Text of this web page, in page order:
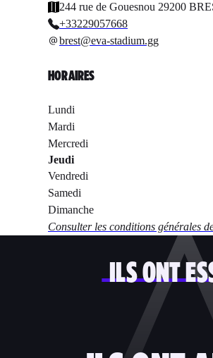
244 rue de Gouesnou 29200
+33229057668
brest@eva-stadium.gg
HORAIRES
Lundi
Mardi
Mercredi
Jeudi
Vendredi
Samedi
Dimanche
Consulter les conditions générales
ILS ONT